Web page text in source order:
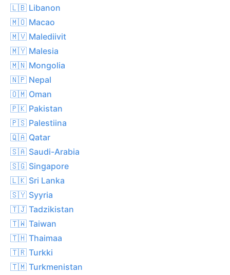
🇱🇧 Libanon
🇲🇴 Macao
🇲🇻 Malediivit
🇲🇾 Malesia
🇲🇳 Mongolia
🇳🇵 Nepal
🇴🇲 Oman
🇵🇰 Pakistan
🇵🇸 Palestiina
🇶🇦 Qatar
🇸🇦 Saudi-Arabia
🇸🇬 Singapore
🇱🇰 Sri Lanka
🇸🇾 Syyria
🇹🇯 Tadzikistan
🇹🇼 Taiwan
🇹🇭 Thaimaa
🇹🇷 Turkki
🇹🇲 Turkmenistan